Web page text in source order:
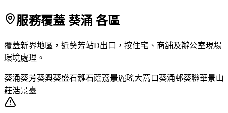
服務覆蓋 葵涌 各區
覆蓋新界地區，近葵芳站D出口，按住宅、商舖及辦公室現場
環境處理。
葵涌葵芳葵興葵盛石籬石蔭荔景麗瑤大窩口葵涌邨葵聯華景山
莊浩景臺